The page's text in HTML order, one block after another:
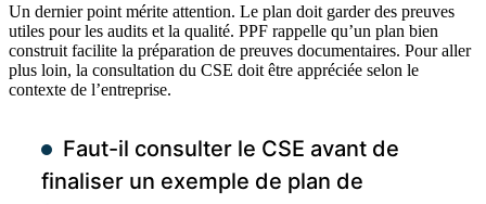
Un dernier point mérite attention. Le plan doit garder des preuves
utiles pour les audits et la qualité. PPF rappelle qu’un plan bien
construit facilite la préparation de preuves documentaires. Pour aller
plus loin, la consultation du CSE doit être appréciée selon le
contexte de l’entreprise.
Faut-il consulter le CSE avant de
finaliser un exemple de plan de